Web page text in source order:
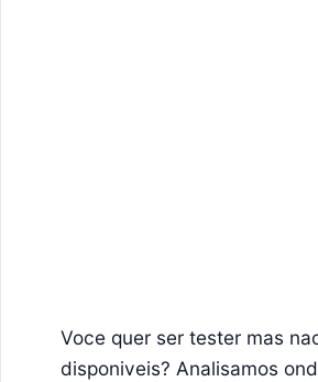
Voce quer ser tester mas
disponiveis? Analisamos